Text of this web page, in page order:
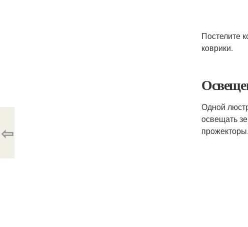
Постелите
коврики.
Одной
освещать
⇦